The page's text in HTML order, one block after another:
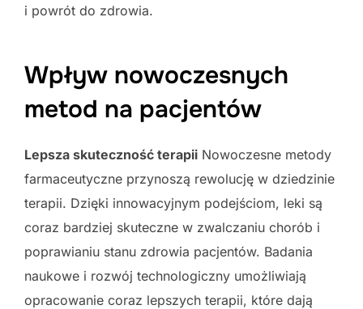
i powrót do zdrowia.
Wpływ nowoczesnych
metod na pacjentów
Lepsza skuteczność terapii Nowoczesne metody
farmaceutyczne przynoszą rewolucję w dziedzinie
terapii. Dzięki innowacyjnym podejściom, leki są
coraz bardziej skuteczne w zwalczaniu chorób i
poprawianiu stanu zdrowia pacjentów. Badania
naukowe i rozwój technologiczny umożliwiają
opracowanie coraz lepszych terapii, które dają